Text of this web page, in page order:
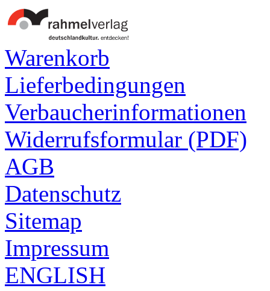
Warenkorb
Lieferbedingungen
Verbaucherinformationen
Widerrufsformular (PDF)
AGB
Datenschutz
Sitemap
Impressum
ENGLISH